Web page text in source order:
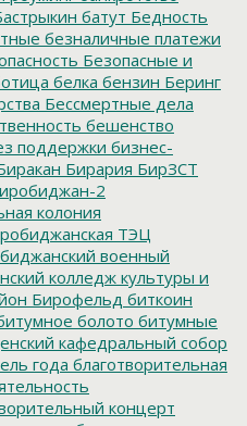
батут Бедность
безналичные платежи
Безопасные и
белка бензин Беринг
Бессмертные дела
бешенство
поддержки бизнес-
Бирария БирЗСТ
2
колония
ТЭЦ
военный
колледж культуры и
Бирофельд биткоин
болото битумные
кафедральный собор
года благотворительная
концерт